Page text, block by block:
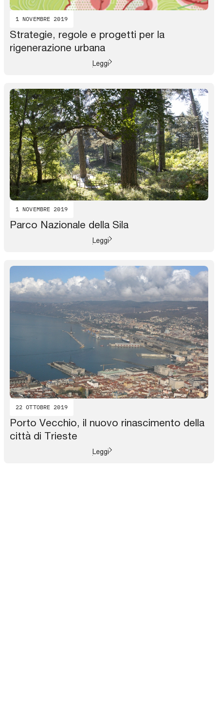
1 NOVEMBRE 2019
Strategie, regole e progetti per la
rigenerazione urbana
Leggi
1 NOVEMBRE 2019
Parco Nazionale della Sila
Leggi
22 OTTOBRE 2019
Porto Vecchio, il nuovo rinascimento della
città di Trieste
Leggi